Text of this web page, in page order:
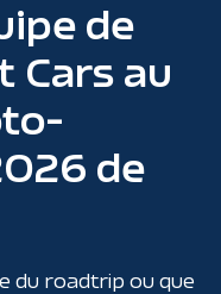
de
Cars au
de
du roadtrip ou que